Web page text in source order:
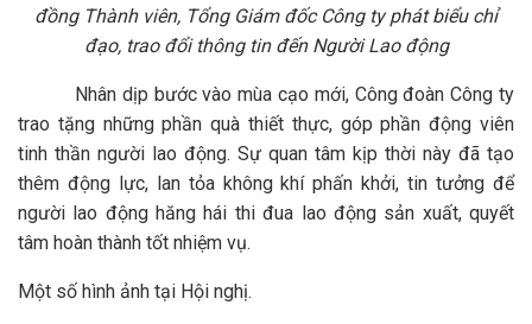
đồng Thành viên, Tổng Giám đốc Công ty phát biểu chỉ
đạo, trao đổi thông tin đến Người Lao động
Nhân dịp bước vào mùa cạo mới, Công đoàn Công ty
trao tặng những phần quà thiết thực, góp phần động viên
tinh thần người lao động. Sự quan tâm kịp thời này đã tạo
thêm động lực, lan tỏa không khí phấn khởi, tin tưởng để
người lao động hăng hái thi đua lao động sản xuất, quyết
tâm hoàn thành tốt nhiệm vụ.
Một số hình ảnh tại Hội nghị.